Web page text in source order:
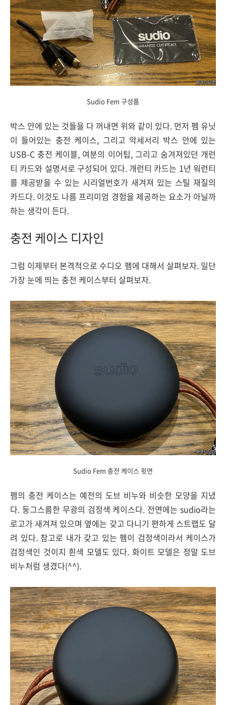
Sudio Fem 구성품
박스 안에 있는 것들을 다 꺼내면 위와 같이 있다. 먼저 펨 유닛
이 들어있는 충전 케이스, 그리고 악세서리 박스 안에 있는
USB-C 충전 케이블, 여분의 이어팁, 그리고 숨겨져있던 개런
티 카드와 설명서로 구성되어 있다. 개런티 카드는 1년 워런티
를 제공받을 수 있는 시리얼번호가 새겨져 있는 스틸 재질의
카드다. 이것도 나름 프리미엄 경험을 제공하는 요소가 아닐까
하는 생각이 든다.
충전 케이스 디자인
그럼 이제부터 본격적으로 수디오 펨에 대해서 살펴보자. 일단
가장 눈에 띄는 충전 케이스부터 살펴보자.
Sudio Fem 충전 케이스 윗면
펨의 충전 케이스는 예전의 도브 비누와 비슷한 모양을 지녔
다. 둥그스름한 무광의 검정색 케이스다. 전면에는 sudio라는
로고가 새겨져 있으며 옆에는 갖고 다니기 편하게 스트랩도 달
려 있다. 참고로 내가 갖고 있는 펨이 검정색이라서 케이스가
검정색인 것이지 흰색 모델도 있다. 화이트 모델은 정말 도브
비누처럼 생겼다(^^).